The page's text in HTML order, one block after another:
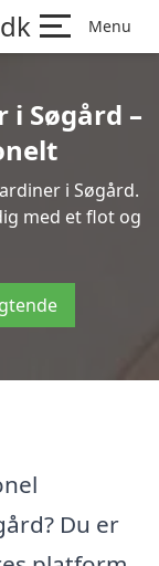
Menu
Søgård –
i Søgård.
med et flot og
Du er